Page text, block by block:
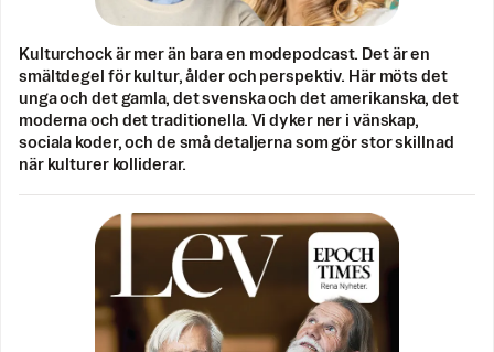
Kulturchock är mer än bara en modepodcast. Det är en
smältdegel för kultur, ålder och perspektiv. Här möts det
unga och det gamla, det svenska och det amerikanska, det
moderna och det traditionella. Vi dyker ner i vänskap,
sociala koder, och de små detaljerna som gör stor skillnad
när kulturer kolliderar.